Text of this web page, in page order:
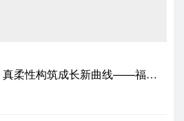
产业一体化充实业绩，真柔性构筑成长新曲线——福莱新材（605488.SH）公司事件点评报告